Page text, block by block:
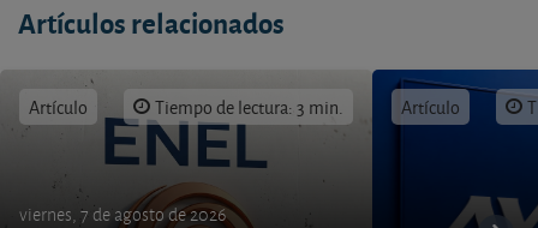
Artículos relacionados
Artículo Tiempo de lectura: 3 min.
viernes, 7 de agosto de 2026
Artículo